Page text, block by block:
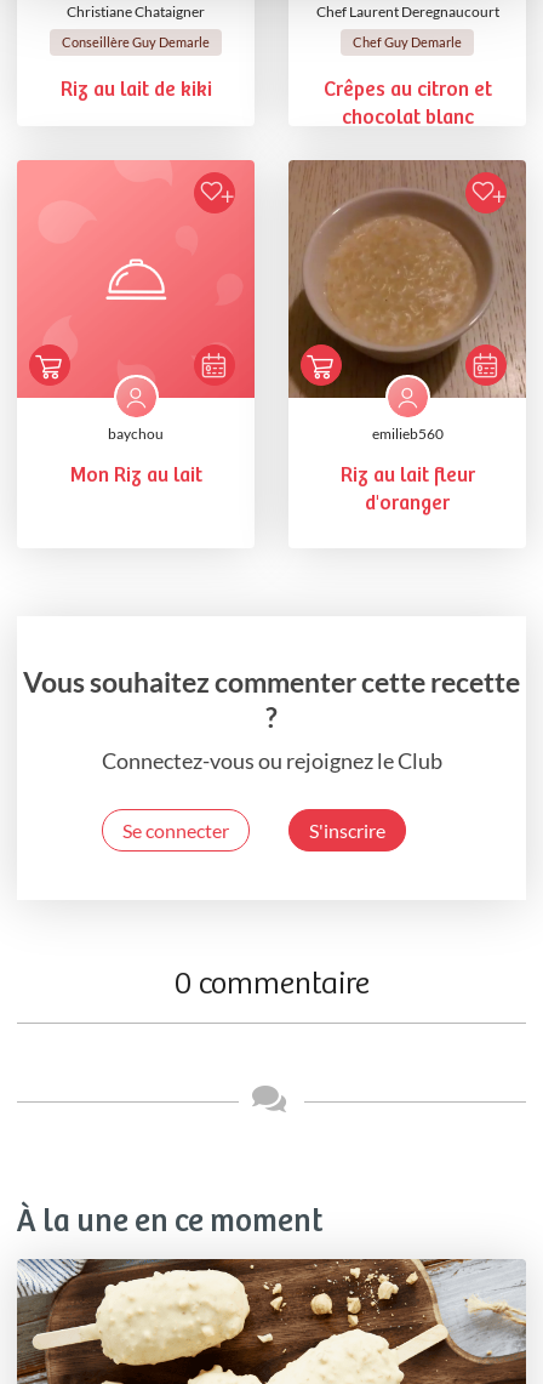
Christiane Chataigner
Conseillère Guy Demarle
Riz au lait de kiki
Chef Laurent Deregnaucourt
Chef Guy Demarle
Crêpes au citron et
chocolat blanc
baychou
Mon Riz au lait
emilieb560
Riz au lait fleur
d'oranger
Vous souhaitez commenter cette recette
?
Connectez-vous ou rejoignez le Club
Se connecter S'inscrire
0 commentaire
À la une en ce moment